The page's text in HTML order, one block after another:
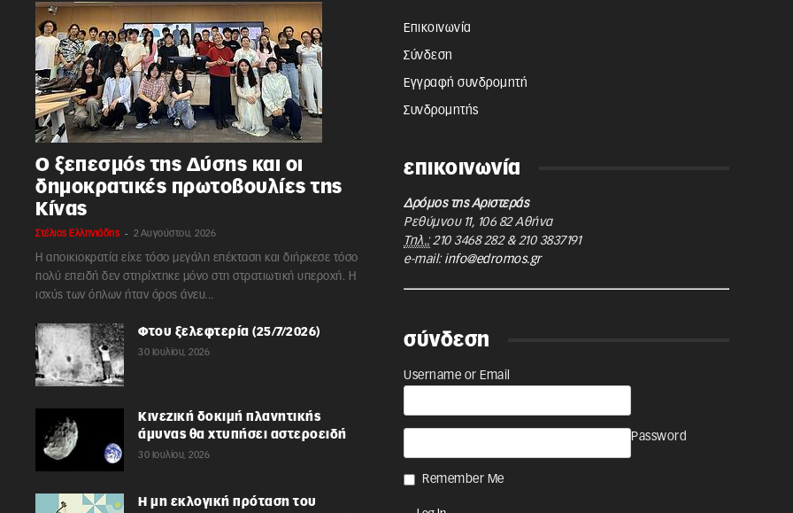
Ο ξεπεσμός της Δύσης και οι
δημοκρατικές πρωτοβουλίες της
Κίνας
Στέλιος Ελληνιάδης - 2 Αυγούστου, 2026
Η αποικιοκρατία είχε τόσο μεγάλη επέκταση και διήρκεσε τόσο
πολύ επειδή δεν στηρίχτηκε μόνο στη στρατιωτική υπεροχή. Η
ισχύς των όπλων ήταν όρος άνευ...
Φτου ξελεφτερία (25/7/2026)
30 Ιουλίου, 2026
Κινεζική δοκιμή πλανητικής
άμυνας θα χτυπήσει αστεροειδή
30 Ιουλίου, 2026
Η μη εκλογική πρόταση του
Επικοινωνία
Σύνδεση
Εγγραφή συνδρομητή
Συνδρομητής
επικοινωνία
Δρόμος της Αριστεράς
Ρεθύμνου 11, 106 82 Αθήνα
Τηλ.: 210 3468 282& 210 3837191
e-mail: info@edromos.gr
σύνδεση
Username or Email
Password
Remember Me